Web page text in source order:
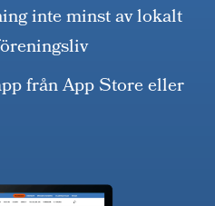
inte minst av lokalt
från App Store eller